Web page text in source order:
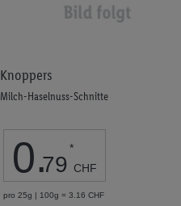
Knoppers
Milch-Haselnuss-Schnitte
0.79
*
CHF
pro 25g | 100g = 3.16 CHF